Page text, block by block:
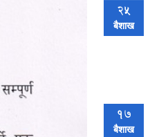
25
बैशाख
17
बैशाख